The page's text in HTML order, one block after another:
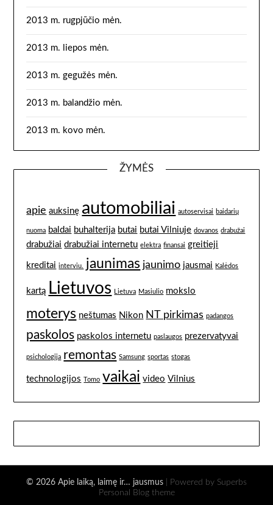
2013 m. rugpjūčio mėn.
2013 m. liepos mėn.
2013 m. gegužės mėn.
2013 m. balandžio mėn.
2013 m. kovo mėn.
ŽYMĖS
apie auksinę automobiliai autoservisai baidarių
nuoma baldai buhalterija butai butai Vilniuje dovanos drabužai
drabužiai drabužiai internetu elektra finansai greitieji
kreditai interviu. jaunimas jaunimo jausmai Kalėdos
kartą Lietuvos Lietuvą Masiulio mokslo
moterys neštumas Nikon NT pirkimas padangos
paskolos paskolos internetu paslaugos prezervatyvai
psichologija remontas Samsung sportas stogas
technologijos Tomo vaikai video Vilnius
© 2026 Apie laiką, laimę ir… jausmus
| Powered by Superbs
Personal Blog theme